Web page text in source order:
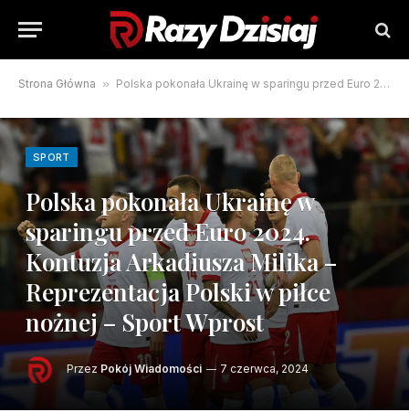
Strona Główna » Polska pokonała Ukrainę w sparingu przed Euro 2024. Kontuzja Arkadiusza Milika – Reprezentacja Polski w piłce nożnej – Sport Wprost
SPORT
Polska pokonała Ukrainę w
sparingu przed Euro 2024.
Kontuzja Arkadiusza Milika –
Reprezentacja Polski w piłce
nożnej – Sport Wprost
Przez Pokój Wiadomości 7 czerwca, 2024